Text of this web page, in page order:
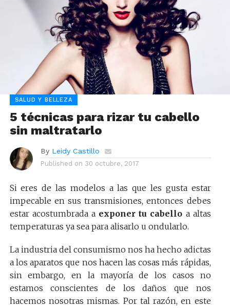
SALUD Y BELLEZA
5 técnicas para rizar tu cabello
sin maltratarlo
By Leidy Castillo
Published on 30 octubre, 2017
Si eres de las modelos a las que les gusta estar
impecable en sus transmisiones, entonces debes
estar acostumbrada a exponer tu cabello a altas
temperaturas ya sea para alisarlo u ondularlo.
La industria del consumismo nos ha hecho adictas
a los aparatos que nos hacen las cosas más rápidas,
sin embargo, en la mayoría de los casos no
estamos conscientes de los daños que nos
hacemos nosotras mismas. Por tal razón, en este